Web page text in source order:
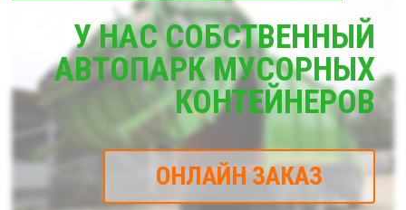
У НАС СОБСТВЕННЫЙ
АВТОПАРК МУСОРНЫХ
КОНТЕЙНЕРОВ
ОНЛАЙН ЗАКАЗ